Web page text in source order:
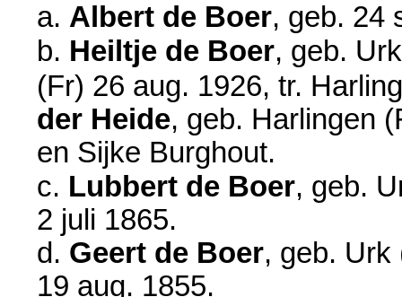
a. Albert de Boer, geb. 24
b. Heiltje de Boer, geb.
(Fr) 26 aug. 1926, tr.
der Heide, geb. Harlingen
en Sijke Burghout.
c. Lubbert de Boer, geb.
2 juli 1865.
d. Geert de Boer, geb.
19 aug. 1855.